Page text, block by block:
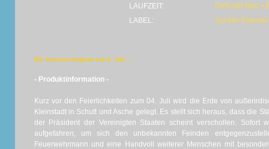
LAUFZEIT:
DVD (90 Min) •
LABEL:
Sunfilm
Die Invasion beginnt am 4. Juli ...
- Produktinformation -
Kurz vor den Feierlichkeiten zum 04. Juli wird die Erde von
Kleinstadt in Schutt und Asche gelegt. Es stellt sich heraus, dass die
der Präsident der Vereinigten Staaten scheint verschollen. Sofort
aufgefahren, um sich den unbekannten Feinden
Feuerwehrmann und eine Handvoll weiterer Menschen mit